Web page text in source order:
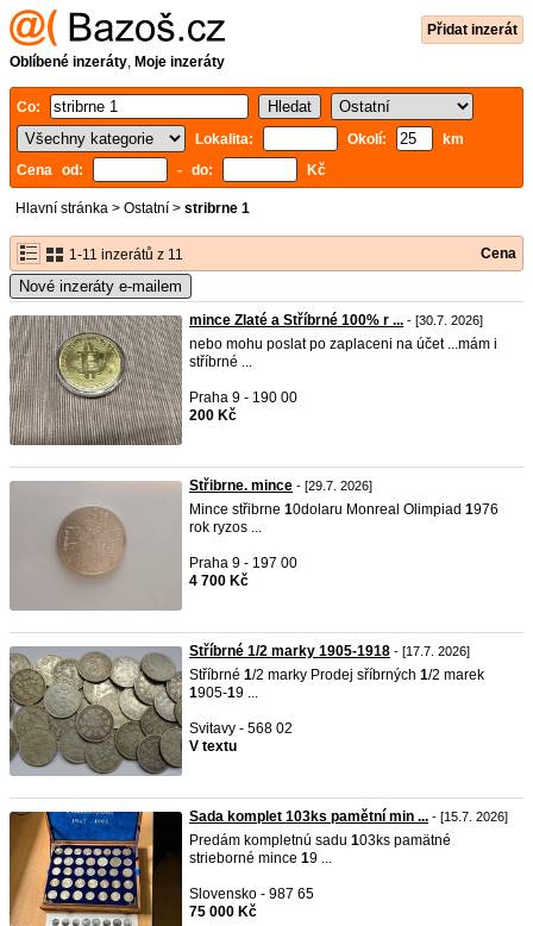
Přidat inzerát
Oblíbené inzeráty, Moje inzeráty
Co:
Lokalita:
Okolí:
km
Cena od:
- do: Kč
Hlavní stránka > Ostatní > stribrne 1
1-11 inzerátů z 11 Cena
Nové inzeráty e-mailem
mince Zlaté a Stříbrné 100% r ... - [30.7. 2026]
nebo mohu poslat po zaplaceni na účet ...mám i
stříbrné ...
Praha 9 - 190 00
200 Kč
Střibrne. mince - [29.7. 2026]
Mince střibrne 10dolaru Monreal Olimpiad 1976
rok ryzos ...
Praha 9 - 197 00
4 700 Kč
Stříbrné 1/2 marky 1905-1918 - [17.7. 2026]
Stříbrné 1/2 marky Prodej sříbrných 1/2 marek
1905-19 ...
Svitavy - 568 02
V textu
Sada komplet 103ks pamětní min ... - [15.7. 2026]
Predám kompletnú sadu 103ks pamätné
strieborné mince 19 ...
Slovensko - 987 65
75 000 Kč